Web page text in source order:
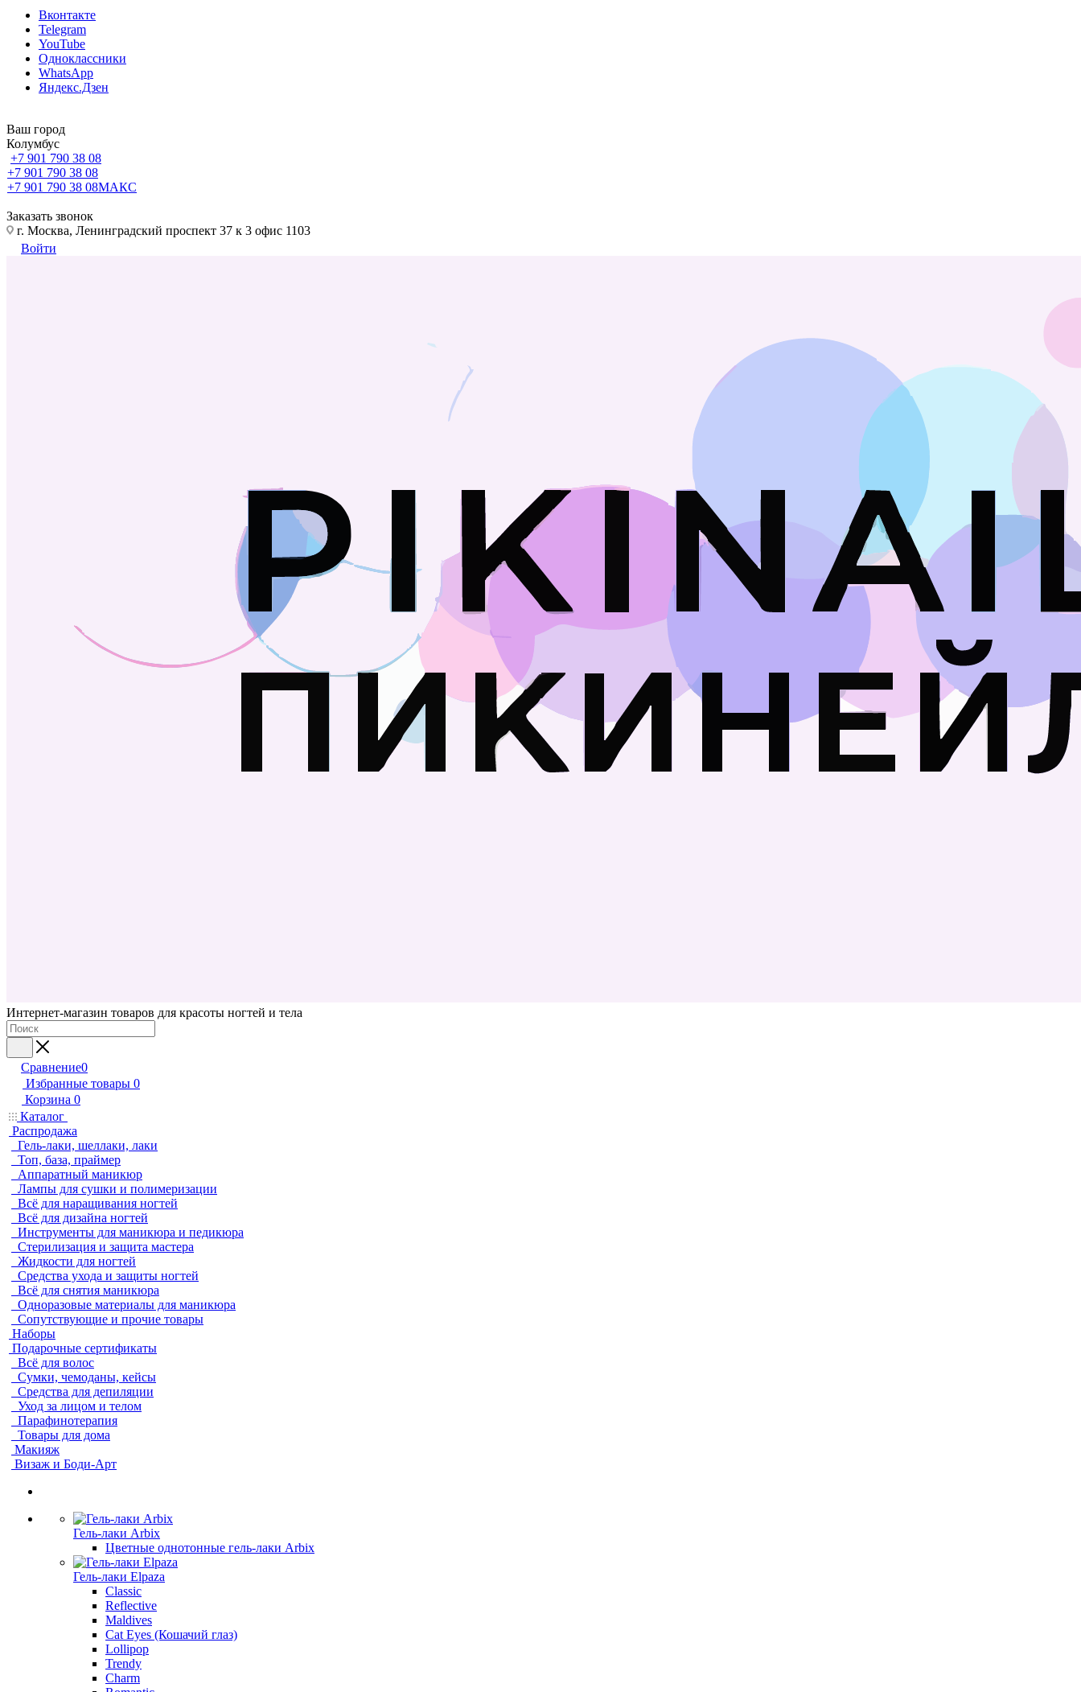
Вконтакте
Telegram
YouTube
Одноклассники
WhatsApp
Яндекс.Дзен
Ваш город
Колумбус
+7 901 790 38 08
+7 901 790 38 08
+7 901 790 38 08МАКС
Заказать звонок
г. Москва, Ленинградский проспект 37 к 3 офис 1103
Войти
Интернет-магазин товаров для красоты ногтей и тела
Сравнение0
Избранные товары 0
Корзина 0
Каталог
Распродажа
Гель-лаки, шеллаки, лаки
Топ, база, праймер
Аппаратный маникюр
Лампы для сушки и полимеризации
Всё для наращивания ногтей
Всё для дизайна ногтей
Инструменты для маникюра и педикюра
Стерилизация и защита мастера
Жидкости для ногтей
Средства ухода и защиты ногтей
Всё для снятия маникюра
Одноразовые материалы для маникюра
Сопутствующие и прочие товары
Наборы
Подарочные сертификаты
Всё для волос
Сумки, чемоданы, кейсы
Средства для депиляции
Уход за лицом и телом
Парафинотерапия
Товары для дома
Макияж
Визаж и Боди-Арт
Гель-лаки Arbix
Цветные однотонные гель-лаки Arbix
Гель-лаки Elpaza
Classic
Reflective
Maldives
Cat Eyes (Кошачий глаз)
Lollipop
Trendy
Charm